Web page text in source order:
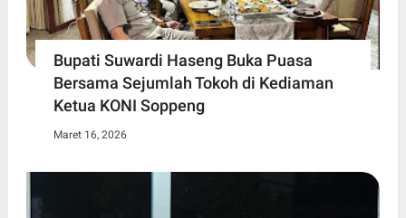
Bupati Suwardi Haseng Buka Puasa
Bersama Sejumlah Tokoh di Kediaman
Ketua KONI Soppeng
Maret 16, 2026